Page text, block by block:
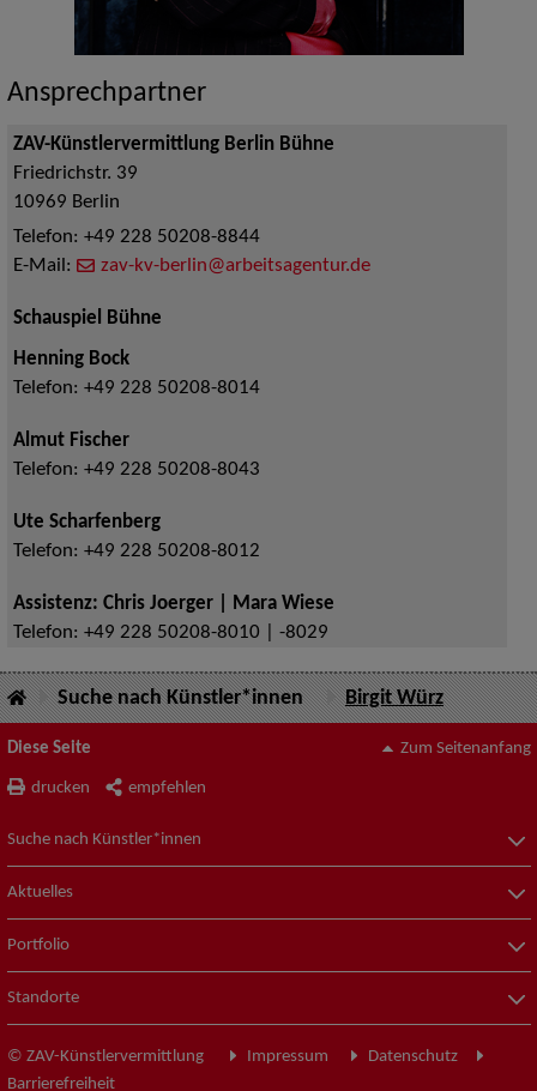
Ansprechpartner
ZAV-Künstlervermittlung Berlin Bühne
Friedrichstr. 39
10969 Berlin
Telefon: +49 228 50208-8844
E-Mail:
zav-kv-berlin@arbeitsagentur.de
Schauspiel Bühne
Henning Bock
Telefon: +49 228 50208-8014
Almut Fischer
Telefon: +49 228 50208-8043
Ute Scharfenberg
Telefon: +49 228 50208-8012
Assistenz: Chris Joerger | Mara Wiese
Telefon: +49 228 50208-8010 | -8029
Suche nach Künstler*innen Birgit Würz
Diese Seite
drucken empfehlen
Zum Seitenanfang
Suche nach Künstler*innen
Aktuelles
Portfolio
Standorte
© ZAV-Künstlervermittlung Impressum
Datenschutz
Barrierefreiheit